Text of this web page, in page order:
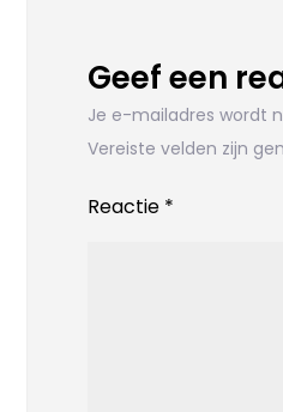
Geef een
Je e-mailadres wordt
Vereiste velden zijn
Reactie *